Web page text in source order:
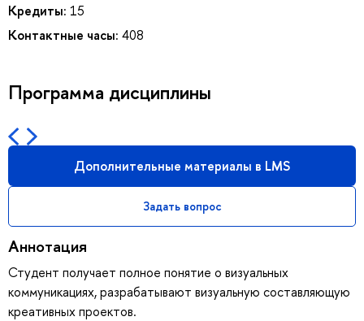
Кредиты: 15
Контактные часы: 408
Программа дисциплины
Дополнительные материалы в LMS
Задать вопрос
Аннотация
Студент получает полное понятие о визуальных
коммуникациях, разрабатывают визуальную составляющую
креативных проектов.